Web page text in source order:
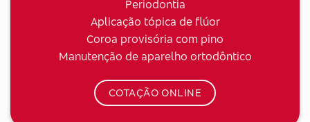
Periodontia
Aplicação tópica de flúor
Coroa provisória com pino
Manutenção de aparelho ortodôntico
COTAÇÃO ONLINE